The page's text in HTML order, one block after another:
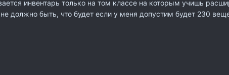
инвентарь только на том классе на которым учишь
должно быть, что будет если у меня допустим будет 230